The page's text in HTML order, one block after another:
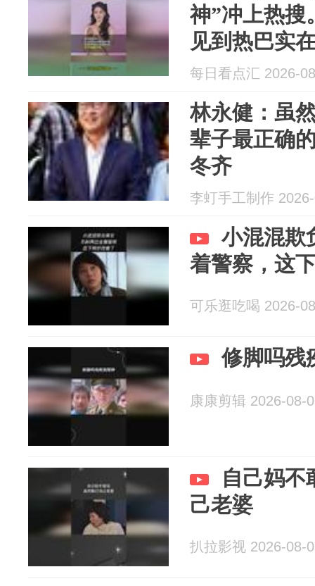
神”冲上热搜
见到热巴实
欣赏与赞赏
每日看点汇 2026-
林永健：虽
辈子最正确
冬齐
李虰手工制作
小混混欺
着警察，这
可乐逛吃喝 2026-
修脚吗残
康康剪辑 2026-08-
自己妈不
己老婆
扒拉影视 2026-08-